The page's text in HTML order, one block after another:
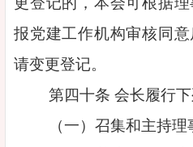
报党建工作机构审核同
请变更登记。
第四十条 会长履行下
（一）召集和主持